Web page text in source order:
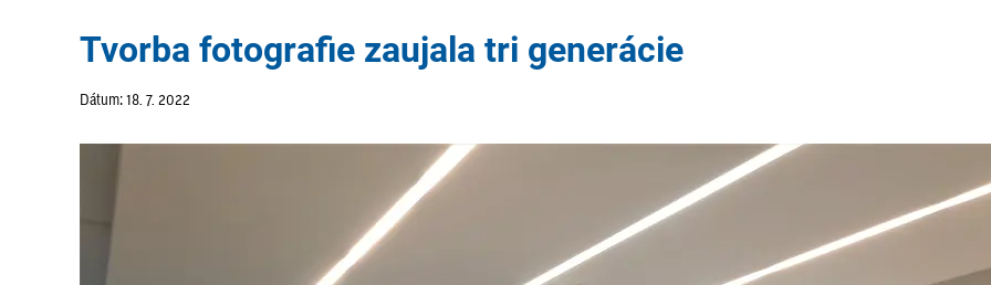
Tvorba fotografie zaujala tri generácie
Dátum: 18. 7. 2022